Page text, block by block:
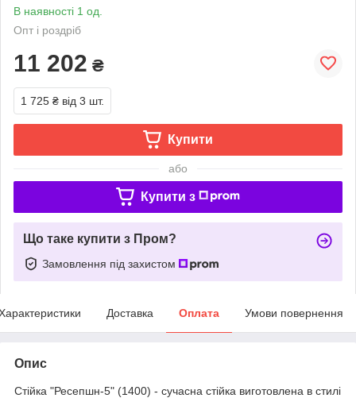
В наявності 1 од.
Опт і роздріб
11 202 ₴
1 725 ₴ від 3 шт.
Купити
або
Купити з
Що таке купити з Пром?
Замовлення під захистом
Доставка Оплата Умови повернення
Опис
Стійка "Ресепшн-5" (1400) - сучасна стійка виготовлена в стилі